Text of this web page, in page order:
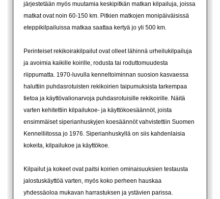
järjestetään myös muutamia keskipitkän matkan kilpailuja, joissa
matkat ovat noin 60-150 km. Pitkien matkojen monipäiväisissä
eteppikilpailuissa matkaa saattaa kertyä jo yli 500 km.
Perinteiset rekikoirakilpailut ovat olleet lähinnä urheilukilpailuja
ja avoimia kaikille koirille, rodusta tai roduttomuudesta
riippumatta. 1970-luvulla kenneltoiminnan suosion kasvaessa
haluttiin puhdasrotuisten rekikoirien taipumuksista tarkempaa
tietoa ja käyttövalionarvoja puhdasrotuisille rekikoirille. Näitä
varten kehitettiin kilpailukoe- ja käyttökoesäännöt, joista
ensimmäiset siperianhuskyjen koesäännöt vahvistettiin Suomen
Kennelliitossa jo 1976. Siperianhuskyllä on siis kahdenlaisia
kokeita, kilpailukoe ja käyttökoe.
Kilpailut ja kokeet ovat paitsi koirien ominaisuuksien testausta
jalostuskäyttöä varten, myös koko perheen hauskaa
yhdessäoloa mukavan harrastuksen ja ystävien parissa.